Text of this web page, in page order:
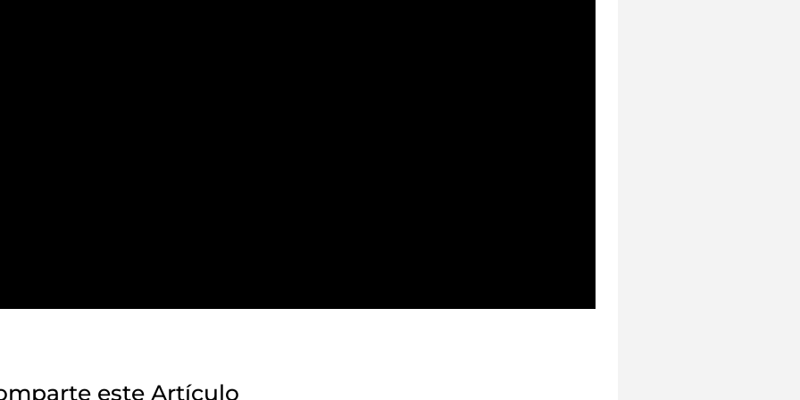
este Artículo